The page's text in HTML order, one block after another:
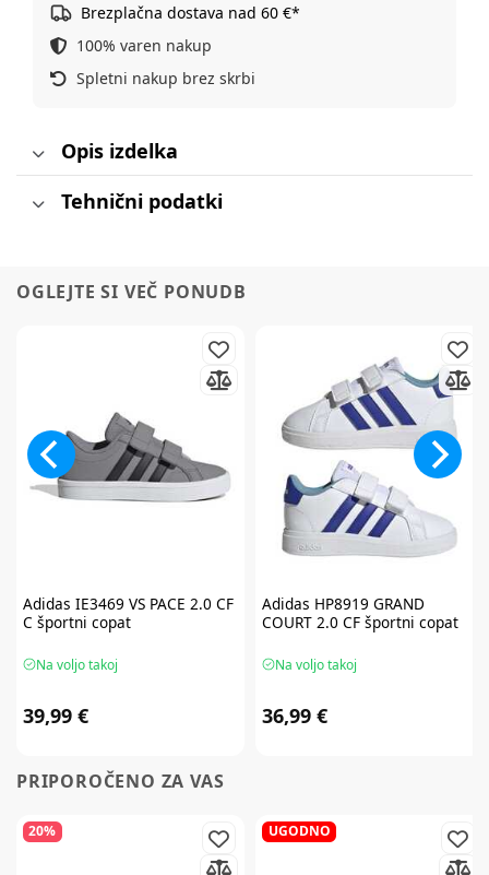
Brezplačna dostava nad 60 €*
100% varen nakup
Spletni nakup brez skrbi
Opis izdelka
Tehnični podatki
OGLEJTE SI VEČ PONUDB
Adidas IE3469 VS PACE 2.0 CF
C športni copat
Na voljo takoj
39,99 €
Adidas HP8919 GRAND
COURT 2.0 CF športni copat
Na voljo takoj
36,99 €
PRIPOROČENO ZA VAS
20% UGODNO